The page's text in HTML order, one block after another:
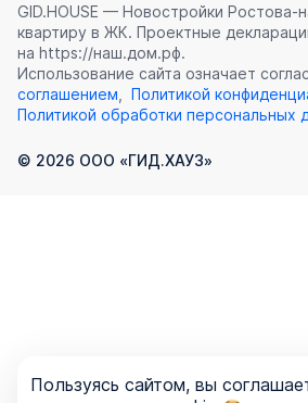
GID.HOUSE — Новостройки
квартиру в ЖК. Проектные
на https://наш.дом.рф.
Использование сайта означает
соглашением
Политикой
Политикой обработки персональных
© 2026 ООО «ГИД.ХАУЗ»
Пользуясь сайтом, вы